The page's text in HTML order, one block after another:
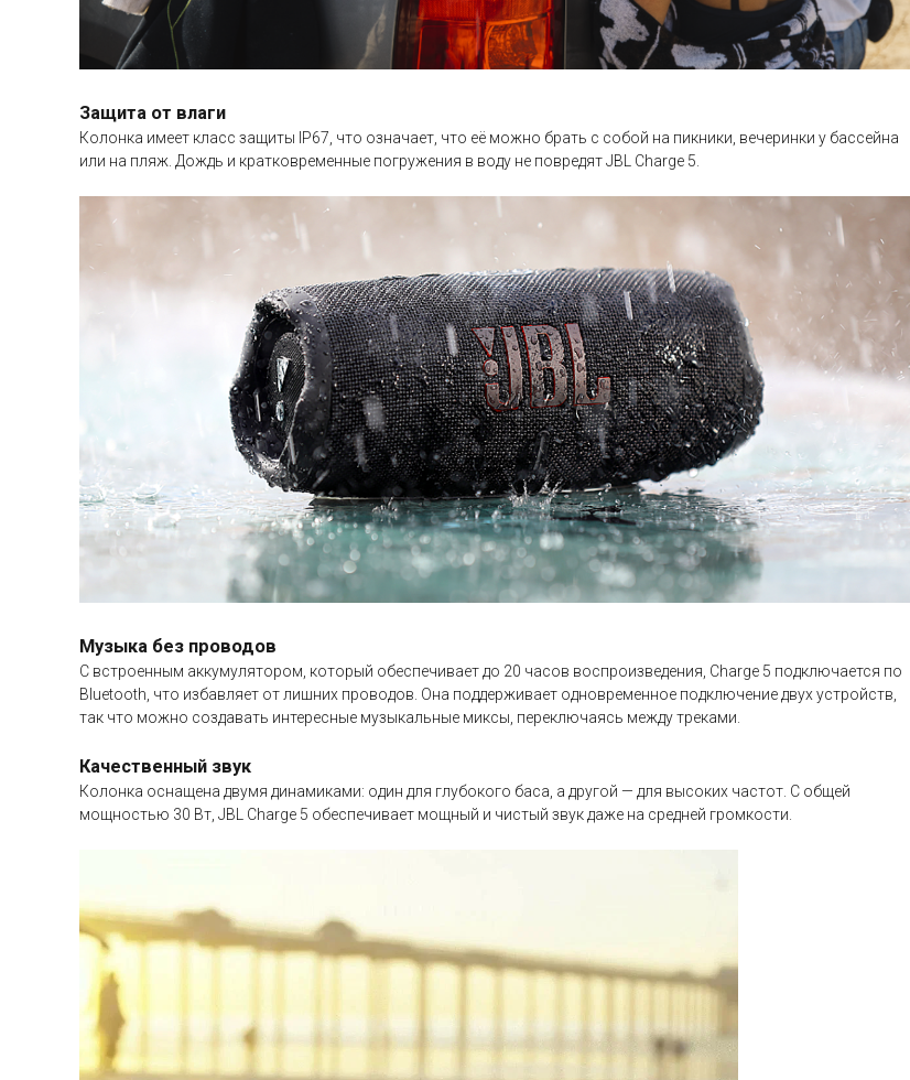
Защита от влаги
Колонка имеет класс защиты IP67, что означает, что её можно брать с собой на пикники, вечеринки у бассейна
или на пляж. Дождь и кратковременные погружения в воду не повредят JBL Charge 5.
Музыка без проводов
С встроенным аккумулятором, который обеспечивает до 20 часов воспроизведения, Charge 5 подключается по
Bluetooth, что избавляет от лишних проводов. Она поддерживает одновременное подключение двух устройств,
так что можно создавать интересные музыкальные миксы, переключаясь между треками.
Качественный звук
Колонка оснащена двумя динамиками: один для глубокого баса, а другой — для высоких частот. С общей
мощностью 30 Вт, JBL Charge 5 обеспечивает мощный и чистый звук даже на средней громкости.